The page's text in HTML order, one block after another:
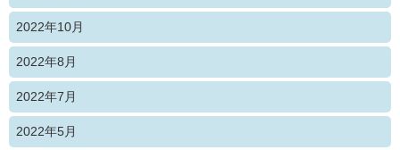
2022年10月
2022年8月
2022年7月
2022年5月